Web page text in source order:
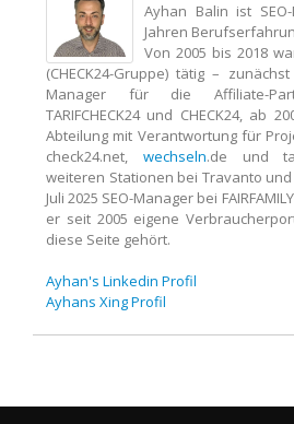
Ayhan Balin ist
Jahren
Von 2005 bis 2018
(CHECK24-Gruppe) tätig –
Manager für die Affiliate-
TARIFCHECK24 und CHECK24, ab
Abteilung mit Verantwortung für
check24.net, wechseln.de und
weiteren Stationen bei Travanto
Juli 2025 SEO-Manager bei
er seit 2005 eigene
diese Seite gehört.
Ayhan's Linkedin Profil
Ayhans Xing Profil